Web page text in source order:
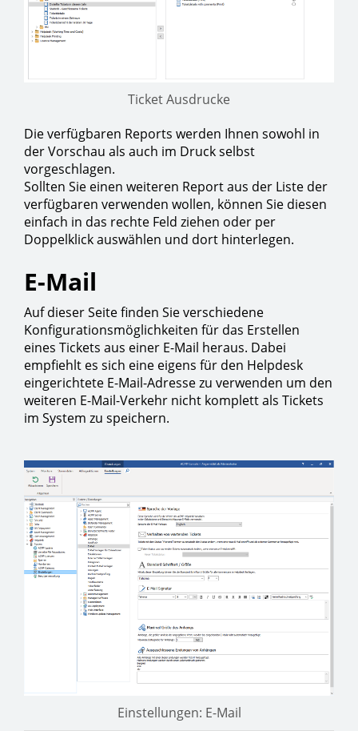
Ticket Ausdrucke
Die verfügbaren Reports werden Ihnen sowohl in
der Vorschau als auch im Druck selbst
vorgeschlagen.
Sollten Sie einen weiteren Report aus der Liste der
verfügbaren verwenden wollen, können Sie diesen
einfach in das rechte Feld ziehen oder per
Doppelklick auswählen und dort hinterlegen.
E-Mail
Auf dieser Seite finden Sie verschiedene
Konfigurationsmöglichkeiten für das Erstellen
eines Tickets aus einer E-Mail heraus. Dabei
empfiehlt es sich eine eigens für den Helpdesk
eingerichtete E-Mail-Adresse zu verwenden um den
weiteren E-Mail-Verkehr nicht komplett als Tickets
im System zu speichern.
Einstellungen: E-Mail